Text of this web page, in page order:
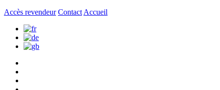
Accès revendeur Contact Accueil